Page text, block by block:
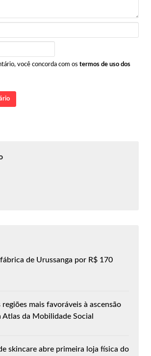
você concorda com os termos de uso dos
de Urussanga por R$ 170
regiões mais favoráveis à ascensão
da Mobilidade Social
skincare abre primeira loja física do